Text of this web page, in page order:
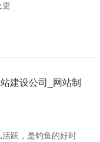
更
建设公司_网站制
跃，是钓鱼的好时